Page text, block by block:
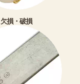
欠損・破損